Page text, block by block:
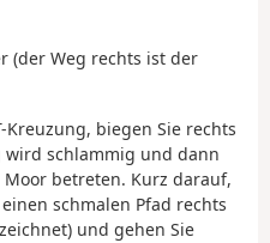
(der Weg rechts ist der
Kreuzung, biegen Sie rechts
wird schlammig und dann
betreten. Kurz darauf,
schmalen Pfad rechts
und gehen Sie